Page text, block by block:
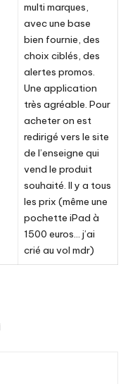
multi marques,
avec une base
bien fournie, des
choix ciblés, des
alertes promos.
Une application
très agréable. Pour
acheter on est
redirigé vers le site
de l’enseigne qui
vend le produit
souhaité. Il y a tous
les prix (même une
pochette iPad à
1500 euros… j’ai
crié au vol mdr)